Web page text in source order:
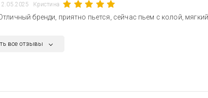
Кристина
бренди, приятно пьется, сейчас пьем с колой,
все отзывы